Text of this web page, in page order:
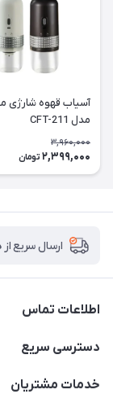
آسیاب قهوه شارژی
مدل CFT-211
3,960,000
2,399,000 تومان
ارسال سریع
اطلاعات تماس
09170079505
دسترسی سریع
حساب کاربری
خدمات مشتریان